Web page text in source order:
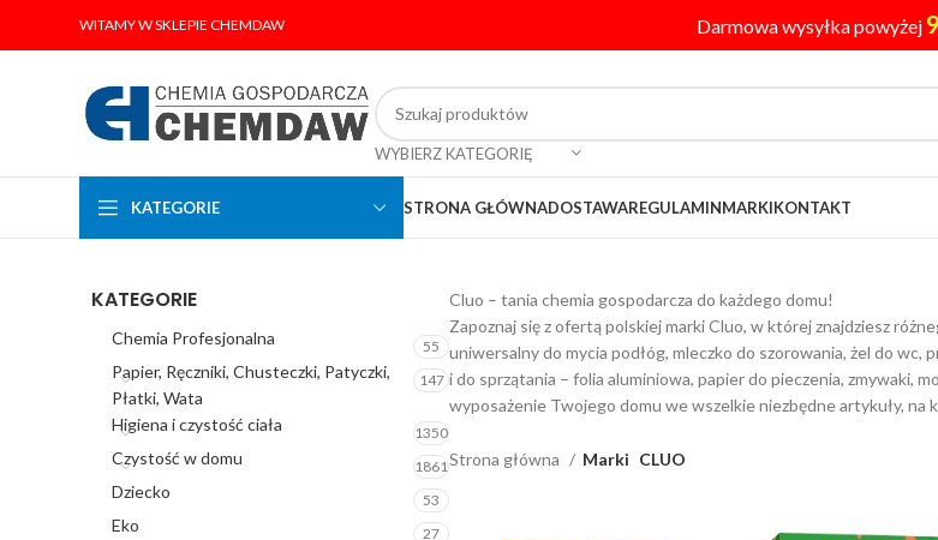
WITAMY W SKLEPIE CHEMDAW Darmowa wysyłka powyżej
WYBIERZ KATEGORIĘ
KATEGORIE STRONA GŁÓWNADOSTAWAREGULAMINMARKIKONTAKT
KATEGORIE
Chemia Profesjonalna 55
Papier, Ręczniki, Chusteczki, Patyczki,
Płatki, Wata
147
Higiena i czystość ciała 1350
Czystość w domu 1861
Dziecko 53
Eko 27
Cluo – tania chemia gospodarcza do każdego domu!
Zapoznaj się z ofertą polskiej marki Cluo, w której znajdziesz
uniwersalny do mycia podłóg, mleczko do szorowania, żel do wc,
i do sprzątania – folia aluminiowa, papier do pieczenia, zmywaki,
wyposażenie Twojego domu we wszelkie niezbędne artykuły, na
Strona główna Marki CLUO